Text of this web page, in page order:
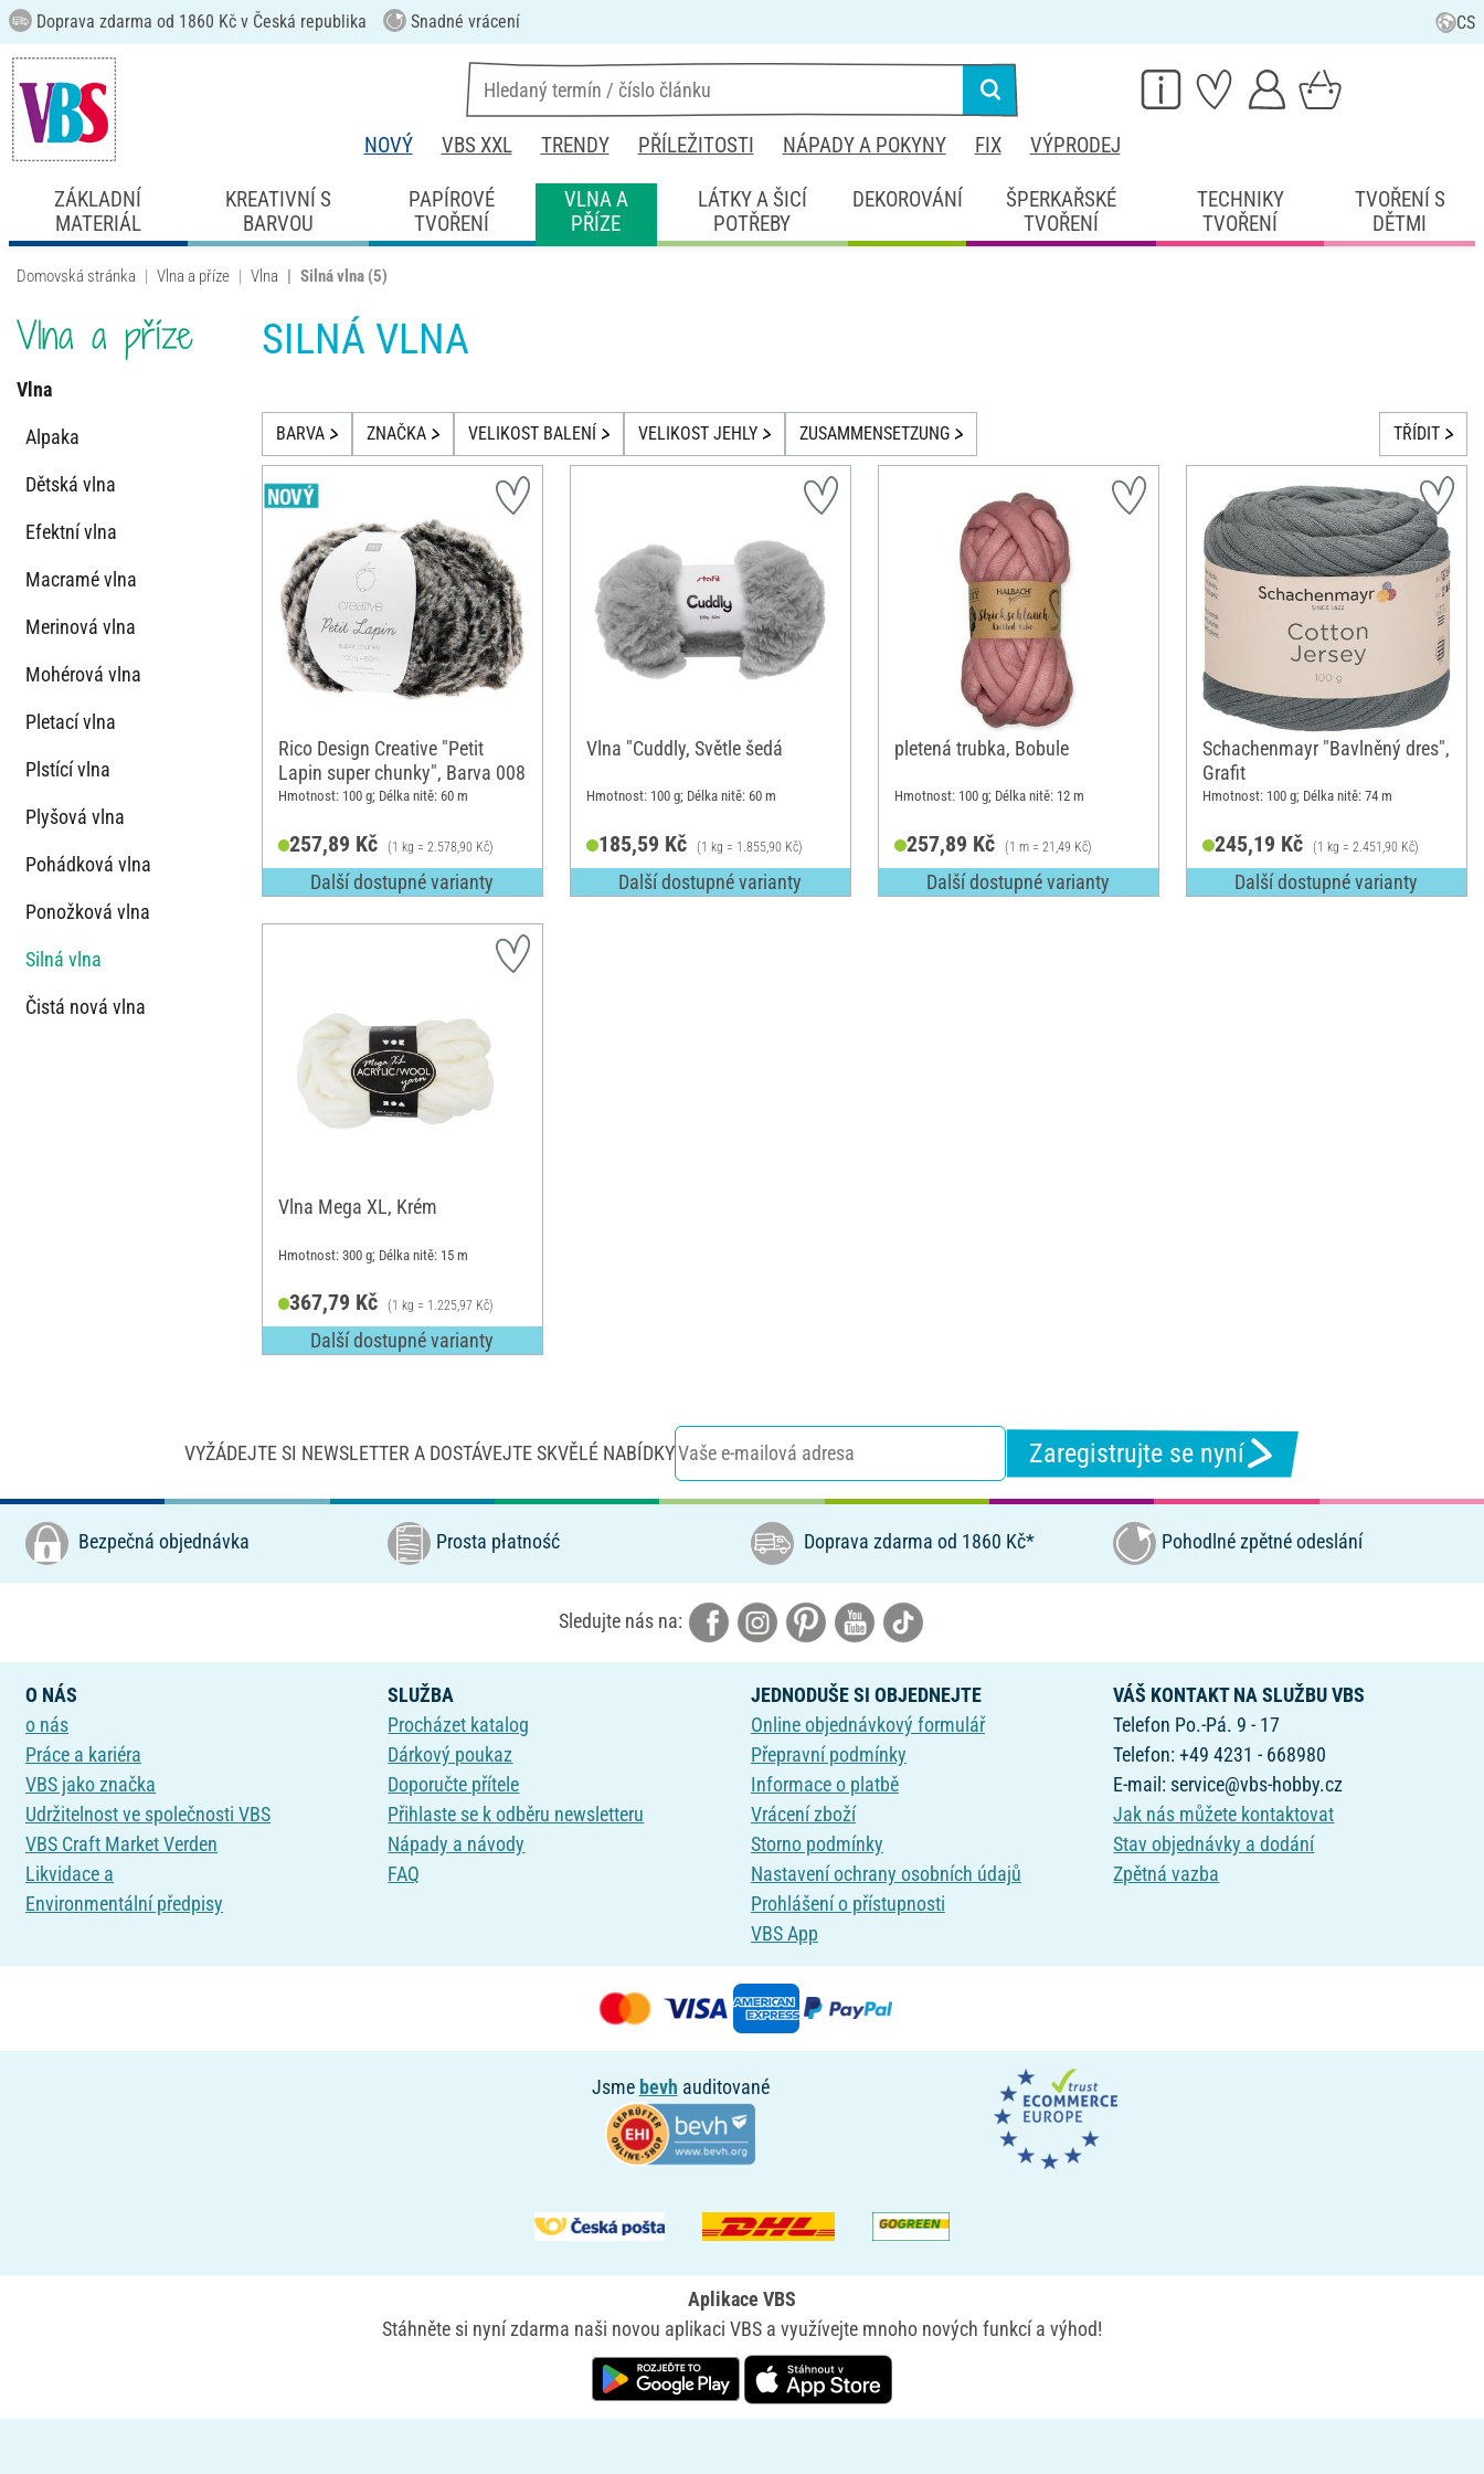
Doprava zdarma od 1860 Kč v Česká republika Snadné vrácení CS
NOVÝ VBS XXL TRENDY PŘÍLEŽITOSTI NÁPADY A POKYNY FIX VÝPRODEJ
ZÁKLADNÍ
MATERIÁL
KREATIVNÍ S
BARVOU
PAPÍROVÉ
TVOŘENÍ
VLNA A
PŘÍZE
LÁTKY A ŠICÍ
POTŘEBY
DEKOROVÁNÍ
ŠPERKAŘSKÉ
TVOŘENÍ
TECHNIKY
TVOŘENÍ
TVOŘENÍ S
DĚTMI
Domovská stránka Vlna a příze Vlna Silná vlna (5)
Vlna a příze
Vlna
Alpaka
Dětská vlna
Efektní vlna
Macramé vlna
Merinová vlna
Mohérová vlna
Pletací vlna
Plstící vlna
Plyšová vlna
Pohádková vlna
Ponožková vlna
Silná vlna
Čistá nová vlna
SILNÁ VLNA
BARVA ZNAČKA VELIKOST BALENÍ VELIKOST JEHLY ZUSAMMENSETZUNG TŘÍDIT
Rico Design Creative "Petit
Lapin super chunky", Barva 008
Hmotnost: 100 g; Délka nitě: 60 m
257,89 Kč (1 kg = 2.578,90 Kč)
Další dostupné varianty
Vlna "Cuddly, Světle šedá
Hmotnost: 100 g; Délka nitě: 60 m
185,59 Kč (1 kg = 1.855,90 Kč)
Další dostupné varianty
pletená trubka, Bobule
Hmotnost: 100 g; Délka nitě: 12 m
257,89 Kč (1 m = 21,49 Kč)
Další dostupné varianty
Schachenmayr "Bavlněný dres",
Grafit
Hmotnost: 100 g; Délka nitě: 74 m
245,19 Kč (1 kg = 2.451,90 Kč)
Další dostupné varianty
Vlna Mega XL, Krém
Hmotnost: 300 g; Délka nitě: 15 m
367,79 Kč (1 kg = 1.225,97 Kč)
Další dostupné varianty
VYŽÁDEJTE SI NEWSLETTER A DOSTÁVEJTE SKVĚLÉ NABÍDKY Zaregistrujte se nyní
Bezpečná objednávka Prosta płatność Doprava zdarma od 1860 Kč* Pohodlné zpětné odeslání
Sledujte nás na:
O NÁS
o nás
Práce a kariéra
VBS jako značka
Udržitelnost ve společnosti VBS
VBS Craft Market Verden
Likvidace a
Environmentální předpisy
SLUŽBA
Procházet katalog
Dárkový poukaz
Doporučte přítele
Přihlaste se k odběru newsletteru
Nápady a návody
FAQ
JEDNODUŠE SI OBJEDNEJTE
Online objednávkový formulář
Přepravní podmínky
Informace o platbě
Vrácení zboží
Storno podmínky
Nastavení ochrany osobních údajů
Prohlášení o přístupnosti
VBS App
VÁŠ KONTAKT NA SLUŽBU VBS
Telefon Po.-Pá. 9 - 17
Telefon: +49 4231 - 668980
E-mail: service@vbs-hobby.cz
Jak nás můžete kontaktovat
Stav objednávky a dodání
Zpětná vazba
Jsme bevh auditované
Aplikace VBS
Stáhněte si nyní zdarma naši novou aplikaci VBS a využívejte mnoho nových funkcí a výhod!